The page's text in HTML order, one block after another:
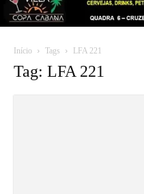
Início Tags LFA 221
Tag: LFA 221